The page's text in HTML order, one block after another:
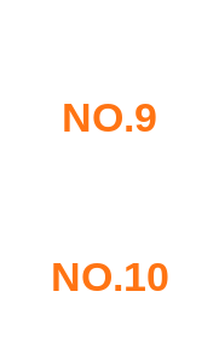
NO.9
NO.10